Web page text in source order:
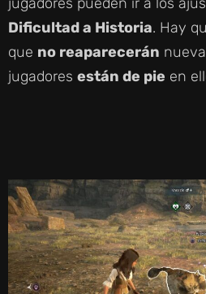
Dificultad a Historia. Hay
que no reaparecerán
jugadores están de pie en